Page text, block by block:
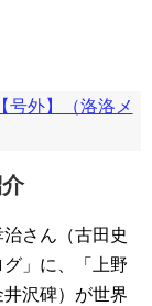
号外】（洛洛メ
さん（古田史
」に、「上野
井沢碑）が世界